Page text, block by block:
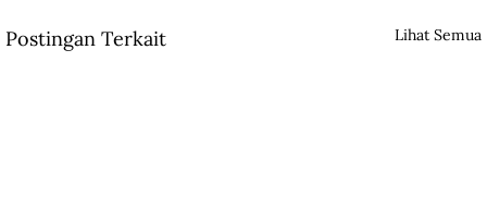
Postingan Terkait Lihat Semua